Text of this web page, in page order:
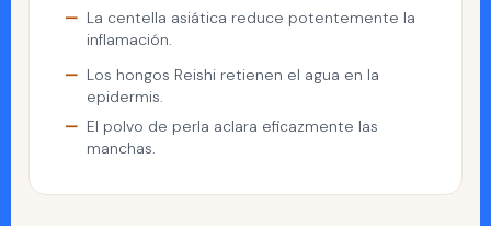
La centella asiática reduce potentemente la
inflamación.
Los hongos Reishi retienen el agua en la
epidermis.
El polvo de perla aclara eficazmente las
manchas.